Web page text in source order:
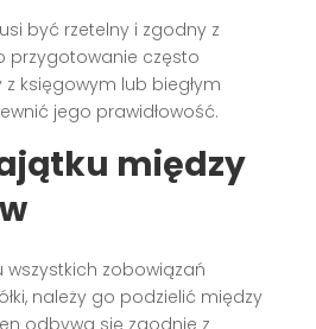
być rzetelny i zgodny z
przygotowanie często
księgowym lub biegłym
jego prawidłowość.
między
wszystkich zobowiązań
należy go podzielić między